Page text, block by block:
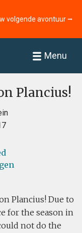
volgende avontuur ⭢
Menu
Plancius!
Plancius! Due to
for the season in
not do the